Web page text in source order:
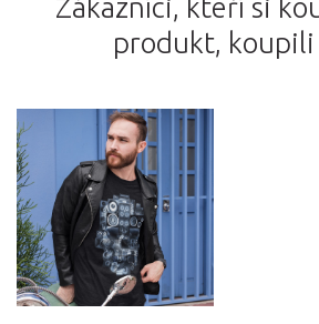
Zákazníci, kteří si
produkt, koupili